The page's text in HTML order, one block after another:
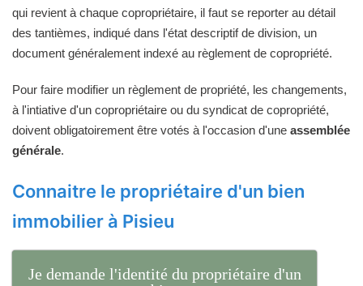
qui revient à chaque copropriétaire, il faut se reporter au détail
des tantièmes, indiqué dans l'état descriptif de division, un
document généralement indexé au règlement de copropriété.
Pour faire modifier un règlement de propriété, les changements,
à l'intiative d'un copropriétaire ou du syndicat de copropriété,
doivent obligatoirement être votés à l'occasion d'une assemblée
générale.
Connaitre le propriétaire d'un bien
immobilier à Pisieu
Je demande l'identité du propriétaire d'un